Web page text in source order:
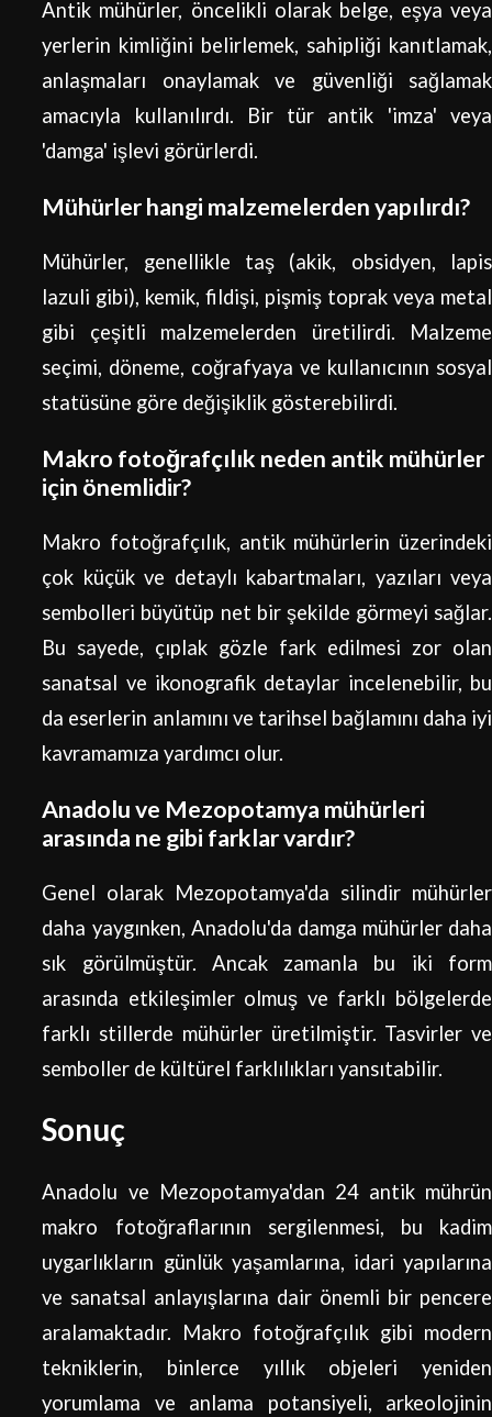
Antik mühürler, öncelikli olarak belge, eşya veya
yerlerin kimliğini belirlemek, sahipliği kanıtlamak,
anlaşmaları onaylamak ve güvenliği sağlamak
amacıyla kullanılırdı. Bir tür antik 'imza' veya
'damga' işlevi görürlerdi.
Mühürler hangi malzemelerden yapılırdı?
Mühürler, genellikle taş (akik, obsidyen, lapis
lazuli gibi), kemik, fildişi, pişmiş toprak veya metal
gibi çeşitli malzemelerden üretilirdi. Malzeme
seçimi, döneme, coğrafyaya ve kullanıcının sosyal
statüsüne göre değişiklik gösterebilirdi.
Makro fotoğrafçılık neden antik mühürler
için önemlidir?
Makro fotoğrafçılık, antik mühürlerin üzerindeki
çok küçük ve detaylı kabartmaları, yazıları veya
sembolleri büyütüp net bir şekilde görmeyi sağlar.
Bu sayede, çıplak gözle fark edilmesi zor olan
sanatsal ve ikonografik detaylar incelenebilir, bu
da eserlerin anlamını ve tarihsel bağlamını daha iyi
kavramamıza yardımcı olur.
Anadolu ve Mezopotamya mühürleri
arasında ne gibi farklar vardır?
Genel olarak Mezopotamya'da silindir mühürler
daha yaygınken, Anadolu'da damga mühürler daha
sık görülmüştür. Ancak zamanla bu iki form
arasında etkileşimler olmuş ve farklı bölgelerde
farklı stillerde mühürler üretilmiştir. Tasvirler ve
semboller de kültürel farklılıkları yansıtabilir.
Sonuç
Anadolu ve Mezopotamya'dan 24 antik mührün
makro fotoğraflarının sergilenmesi, bu kadim
uygarlıkların günlük yaşamlarına, idari yapılarına
ve sanatsal anlayışlarına dair önemli bir pencere
aralamaktadır. Makro fotoğrafçılık gibi modern
tekniklerin, binlerce yıllık objeleri yeniden
yorumlama ve anlama potansiyeli, arkeolojinin